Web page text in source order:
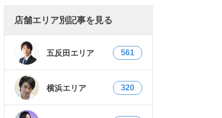
店舗エリア別記事を見る
五反田エリア 561
横浜エリア 320